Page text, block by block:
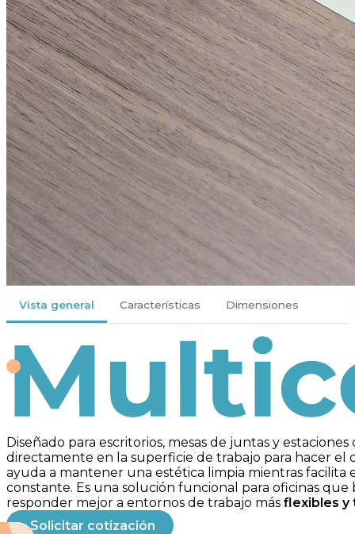
Vista general Características Dimensiones
Multicontactos
Diseñado para escritorios, mesas de juntas y
directamente en la superficie de trabajo para hacer el
ayuda a mantener una estética limpia mientras facilita
constante. Es una solución funcional para oficinas
responder mejor a entornos de trabajo más flexibles y
Solicitar cotización